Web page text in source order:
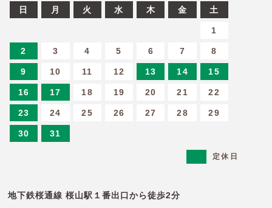
日 月 火 水 木 金 土
1
2 3 4 5 6 7 8
9 10 11 12 13 14 15
16 17 18 19 20 21 22
23 24 25 26 27 28 29
30 31
定休日
地下鉄桜通線 桜山駅１番出口から徒歩2分